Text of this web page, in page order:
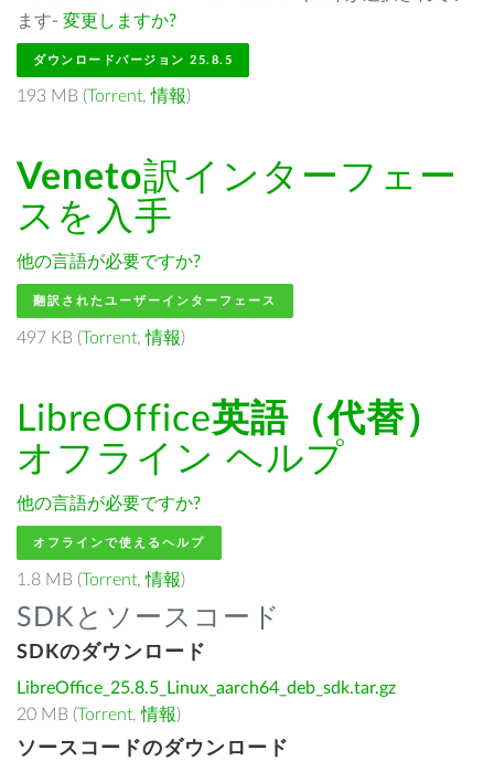
ます- 変更しますか?
ダウンロードバージョン 25.8.5
193 MB (Torrent,情報)
Veneto訳インターフェー
スを入手
他の言語が必要ですか?
翻訳されたユーザーインターフェース
497 KB (Torrent,情報)
LibreOffice英語（代替）
オフライン ヘルプ
他の言語が必要ですか?
オフラインで使えるヘルプ
1.8 MB (Torrent,情報)
SDKとソースコード
SDKのダウンロード
LibreOffice_25.8.5_Linux_aarch64_deb_sdk.tar.gz
20 MB (Torrent,情報)
ソースコードのダウンロード